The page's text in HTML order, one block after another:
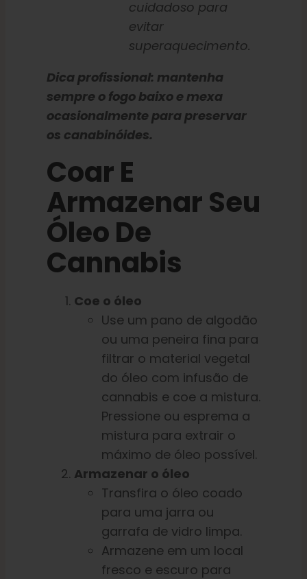
cuidadoso para
evitar
superaquecimento.
Dica profissional: mantenha
sempre o fogo baixo e mexa
ocasionalmente para preservar
os canabinóides.
Coar E
Armazenar Seu
Óleo De
Cannabis
Coe o óleo
Use um pano de algodão
ou uma peneira fina para
filtrar o material vegetal
do óleo com infusão de
cannabis e coe a mistura.
Pressione ou esprema a
mistura para extrair o
máximo de óleo possível.
Armazenar o óleo
Transfira o óleo coado
para uma jarra ou
garrafa de vidro limpa.
Armazene em um local
fresco e escuro para